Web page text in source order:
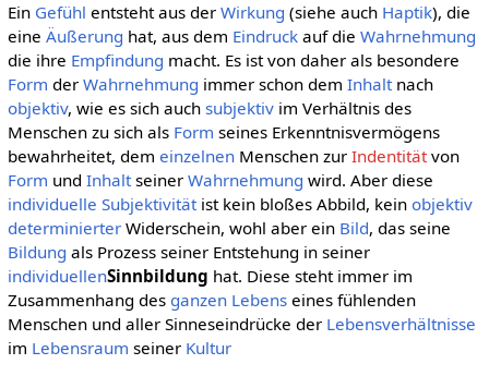
Ein Gefühl entsteht aus der Wirkung (siehe auch Haptik), die
eine Äußerung hat, aus dem Eindruckauf die Wahrnehmung
die ihre Empfindung macht. Es ist von daher als besondere
Form der Wahrnehmung immer schon dem Inhaltnach
objektiv, wie es sich auch subjektivim Verhältnis des
Menschen zu sich als Form seines Erkenntnisvermögens
bewahrheitet, dem einzelnenMenschen zur Indentitätvon
Form und Inhaltseiner Wahrnehmung wird. Aber diese
individuelle Subjektivitätist kein bloßes Abbild, kein objektiv
determinierterWiderschein, wohl aber ein Bild, das seine
Bildung als Prozess seiner Entstehung in seiner
individuellenSinnbildung hat. Diese steht immer im
Zusammenhang des ganzen Lebenseines fühlenden
Menschen und aller Sinneseindrücke der Lebensverhältnisse
im Lebensraum seiner Kultur